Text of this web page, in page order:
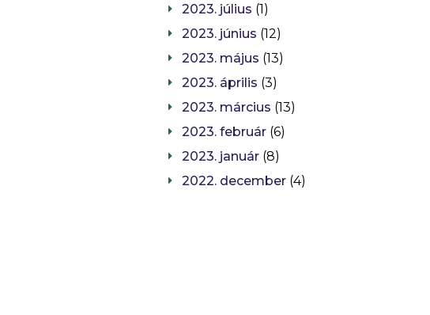
2023. július (1)
2023. június (12)
2023. május (13)
2023. április (3)
2023. március (13)
2023. február (6)
2023. január (8)
2022. december (4)